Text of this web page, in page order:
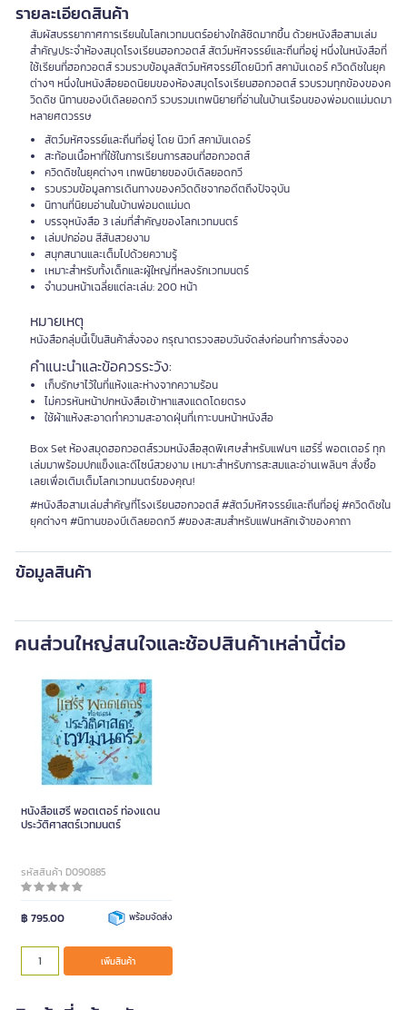
รายละเอียดสินค้า
สัมผัสบรรยากาศการเรียนในโลกเวทมนตร์อย่างใกล้ชิดมากขึ้น ด้วยหนังสือสามเล่ม
สำคัญประจำห้องสมุดโรงเรียนฮอกวอตส์ สัตว์มหัศจรรย์และถิ่นที่อยู่ หนึ่งในหนังสือที่
ใช้เรียนที่ฮอกวอตส์ รวมรวบข้อมูลสัตว์มหัศจรรย์โดยนิวท์ สคามันเดอร์ ควิดดิชในยุค
ต่างๆ หนึ่งในหนังสือยอดนิยมของห้องสมุดโรงเรียนฮอกวอตส์ รวบรวมทุกข้องของค
วิดดิช นิทานของบีเดิลยอดกวี รวบรวมเทพนิยายที่อ่านในบ้านเรือนของพ่อมดแม่มดมา
หลายศตวรรษ
สัตว์มหัศจรรย์และถิ่นที่อยู่ โดย นิวท์ สคามันเดอร์
สะท้อนเนื้อหาที่ใช้ในการเรียนการสอนที่ฮอกวอตส์
ควิดดิชในยุคต่างๆ เทพนิยายของบีเดิลยอดกวี
รวบรวมข้อมูลการเดินทางของควิดดิชจากอดีตถึงปัจจุบัน
นิทานที่นิยมอ่านในบ้านพ่อมดแม่มด
บรรจุหนังสือ 3 เล่มที่สำคัญของโลกเวทมนตร์
เล่มปกอ่อน สีสันสวยงาม
สนุกสนานและเต็มไปด้วยความรู้
เหมาะสำหรับทั้งเด็กและผู้ใหญ่ที่หลงรักเวทมนตร์
จำนวนหน้าเฉลี่ยแต่ละเล่ม: 200 หน้า
หมายเหตุ
หนังสือกลุ่มนี้เป็นสินค้าสั่งจอง กรุณาตรวจสอบวันจัดส่งก่อนทำการสั่งจอง
คำแนะนำและข้อควรระวัง:
เก็บรักษาไว้ในที่แห้งและห่างจากความร้อน
ไม่ควรหันหน้าปกหนังสือเข้าหาแสงแดดโดยตรง
ใช้ผ้าแห้งสะอาดทำความสะอาดฝุ่นที่เกาะบนหน้าหนังสือ
Box Set ห้องสมุดฮอกวอตส์รวมหนังสือสุดพิเศษสำหรับแฟนๆ แฮร์รี่ พอตเตอร์ ทุก
เล่มมาพร้อมปกแข็งและดีไซน์สวยงาม เหมาะสำหรับการสะสมและอ่านเพลินๆ สั่งซื้อ
เลยเพื่อเติมเต็มโลกเวทมนตร์ของคุณ!
#หนังสือสามเล่มสำคัญที่โรงเรียนฮอกวอตส์ #สัตว์มหัศจรรย์และถิ่นที่อยู่ #ควิดดิชใน
ยุคต่างๆ #นิทานของบีเดิลยอดกวี #ของสะสมสำหรับแฟนหลักเจ้าของคาถา
ข้อมูลสินค้า
คนส่วนใหญ่สนใจและช้อปสินค้าเหล่านี้ต่อ
หนังสือแฮรี่ พอตเตอร์ ท่องแดน
ประวัติศาสตร์เวทมนตร์
รหัสสินค้า D090885
฿ 795.00 พร้อมจัดส่ง
เพิ่มสินค้า